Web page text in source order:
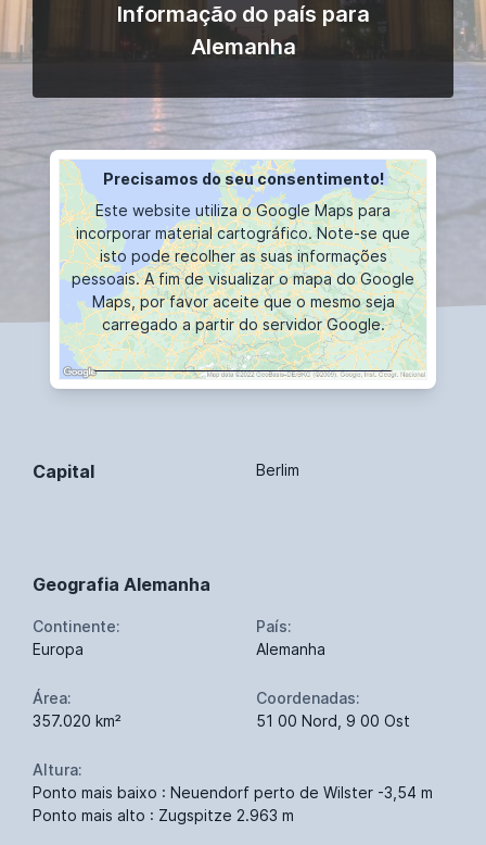
Informação do país para
Alemanha
Precisamos do seu consentimento!
Este website utiliza o Google Maps para
incorporar material cartográfico. Note-se que
isto pode recolher as suas informações
pessoais. A fim de visualizar o mapa do Google
Maps, por favor aceite que o mesmo seja
carregado a partir do servidor Google.
VISUALIZAÇÕES CARTOGRÁFICAS
Capital Berlim
Geografia Alemanha
Continente:
Europa
País:
Alemanha
Área:
357.020 km²
Coordenadas:
51 00 Nord, 9 00 Ost
Altura:
Ponto mais baixo : Neuendorf perto de Wilster -3,54 m
Ponto mais alto : Zugspitze 2.963 m